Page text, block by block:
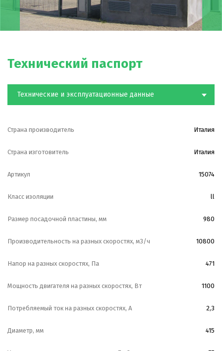
Технический паспорт
Технические и эксплуатационные данные
Страна производитель Италия
Страна изготовитель Италия
Артикул 15074
Класс изоляции ll
Размер посадочной пластины, мм 980
Производительность на разных скоростях, м3/ч 10800
Напор на разных скоростях, Па 471
Мощность двигателя на разных скоростях, Вт 1100
Потребляемый ток на разных скоростях, А 2,3
Диаметр, мм 415